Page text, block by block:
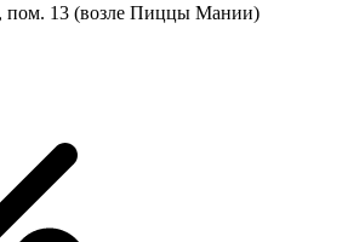
пом. 13 (возле Пиццы Мании)